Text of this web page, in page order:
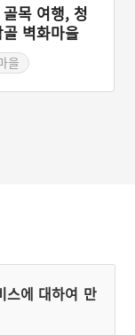
목 여행, 청
벽화마을
을
스에 대하여 만